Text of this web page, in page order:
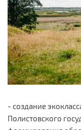
- создание
Полистовского